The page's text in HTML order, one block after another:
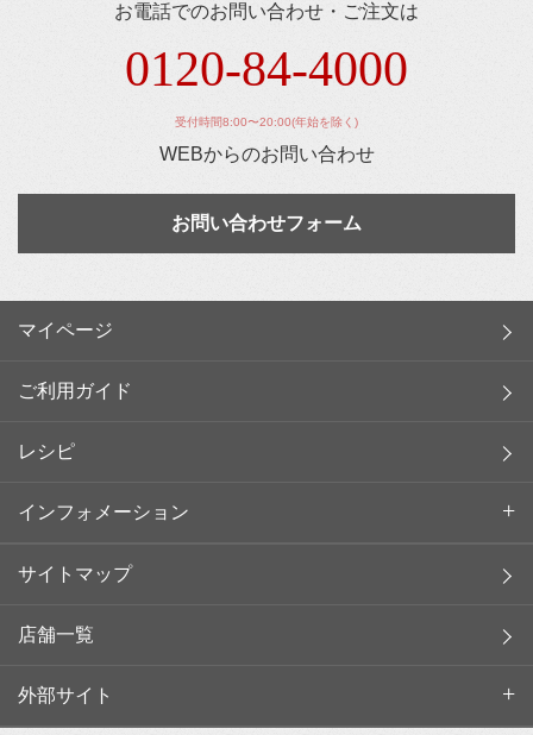
お電話でのお問い合わせ・ご注文は
0120-84-4000
受付時間8:00〜20:00(年始を除く)
WEBからのお問い合わせ
お問い合わせフォーム
マイページ
ご利用ガイド
レシピ
インフォメーション
サイトマップ
店舗一覧
外部サイト